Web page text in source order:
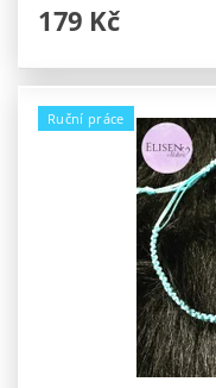
179 Kč
Ruční práce